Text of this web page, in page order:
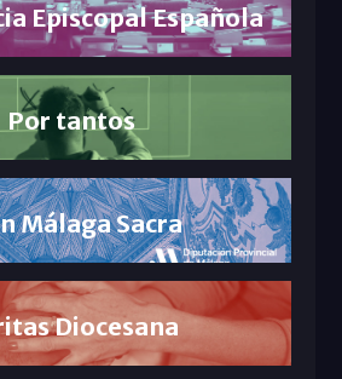
Episcopal Española
Por tantos
Málaga Sacra
Diocesana